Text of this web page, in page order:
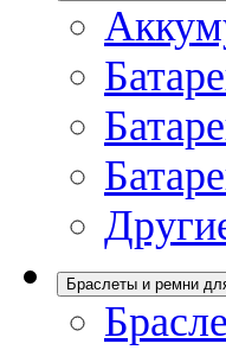
Браслеты и ремни